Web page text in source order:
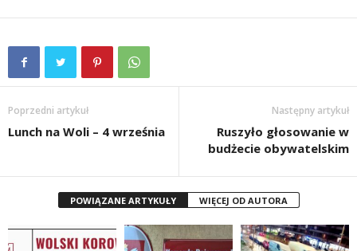
Poprzedni artykuł
Lunch na Woli – 4 września
Następny artykuł
Ruszyło głosowanie w
budżecie obywatelskim
POWIĄZANE ARTYKUŁY WIĘCEJ OD AUTORA